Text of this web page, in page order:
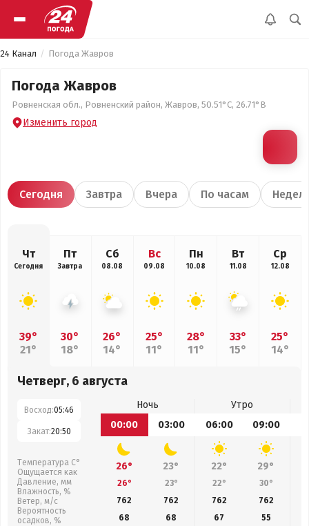
24 Канал Погода Жавров
Погода Жавров
Ровненская обл., Ровненский район, Жавров, 50.51°С, 26.71°В
Изменить город
Сегодня Завтра Вчера По часам
Чт
Сегодня
39°
21°
Пт
Завтра
30°
18°
Сб
08.08
26°
14°
Вс
09.08
25°
11°
Пн
10.08
28°
11°
Вт
11.08
33°
15°
Ср
12.08
25°
14°
Четверг, 6 августа
Восход:05:46
Закат:20:50
Температура С°
Ощущается как
Давление, мм
Влажность, %
Ветер, м/с
Вероятность
осадков, %
Ночь
Утро
00:00
03:00 06:00 09:00
26° 23° 22° 29°
26° 23° 22° 30°
762
762 762 762
68
68 67 55